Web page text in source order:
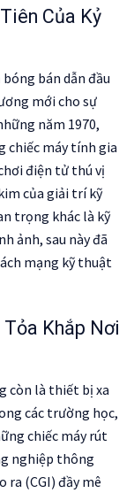
Của Kỷ
bóng bán dẫn đầu
mới cho sự
năm 1970,
chiếc máy tính gia
điện tử thú vị
của giải trí kỹ
trọng khác là kỹ
ảnh, sau này đã
mạng kỹ thuật
Khắp Nơi
còn là thiết bị xa
các trường học,
chiếc máy rút
nghiệp thông
(CGI) đầy mê